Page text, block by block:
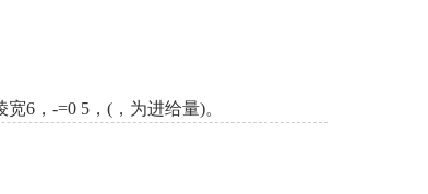
6，-=0 5，(，为进给量)。